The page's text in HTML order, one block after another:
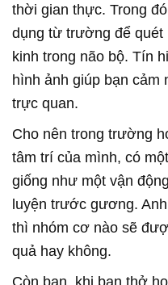
thời gian thực. Trong
dụng từ trường để quét
kinh trong não bộ. Tín
hình ảnh giúp bạn cảm
trực quan.
Cho nên trong trường
tâm trí của mình, có
giống như một vận
luyện trước gương.
thì nhóm cơ nào sẽ
quả hay không.
Còn bạn, khi bạn thở